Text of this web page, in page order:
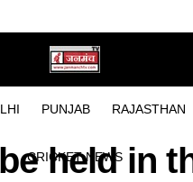
PUNJAB RAJASTHAN
CRICKET NEWS
मसूरी
held in